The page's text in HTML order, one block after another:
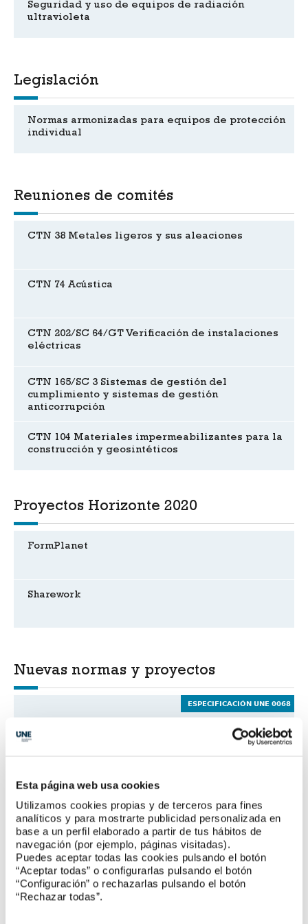
Esta página web usa cookies
Utilizamos cookies propias y de terceros para fines
analíticos y para mostrarte publicidad personalizada en
base a un perfil elaborado a partir de tus hábitos de
navegación (por ejemplo, páginas visitadas).
Puedes aceptar todas las cookies pulsando el botón
“Aceptar todas” o configurarlas pulsando el botón
“Configuración” o rechazarlas pulsando el botón
“Rechazar todas”.
Seguridad y uso de equipos de radiación
ultravioleta
Legislación
Normas armonizadas para equipos de protección
individual
Reuniones de comités
CTN 38 Metales ligeros y sus aleaciones
CTN 74 Acústica
CTN 202/SC 64/GT Verificación de instalaciones
eléctricas
CTN 165/SC 3 Sistemas de gestión del
cumplimiento y sistemas de gestión
anticorrupción
CTN 104 Materiales impermeabilizantes para la
construcción y geosintéticos
Proyectos Horizonte 2020
FormPlanet
Sharework
Nuevas normas y proyectos
ESPECIFICACIÓN UNE 0068
Requisitos de seguridad para aparatos UV-C
utilizados para la
Medidas para la prevención de riesgos
higiénico-sanitarios
frente al coronavirus SARS-CoV-2 en zonas de
acceso al público
de las instalaciones funerarias
UNE-EN ISO 22301
Seguridad y resiliencia. Sistema de Gestión de
la Continuidad del Negocio